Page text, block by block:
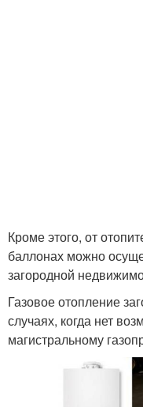
Кроме этого, от
баллонах можно
загородной
Газовое отопление
случаях, когда нет
магистральному